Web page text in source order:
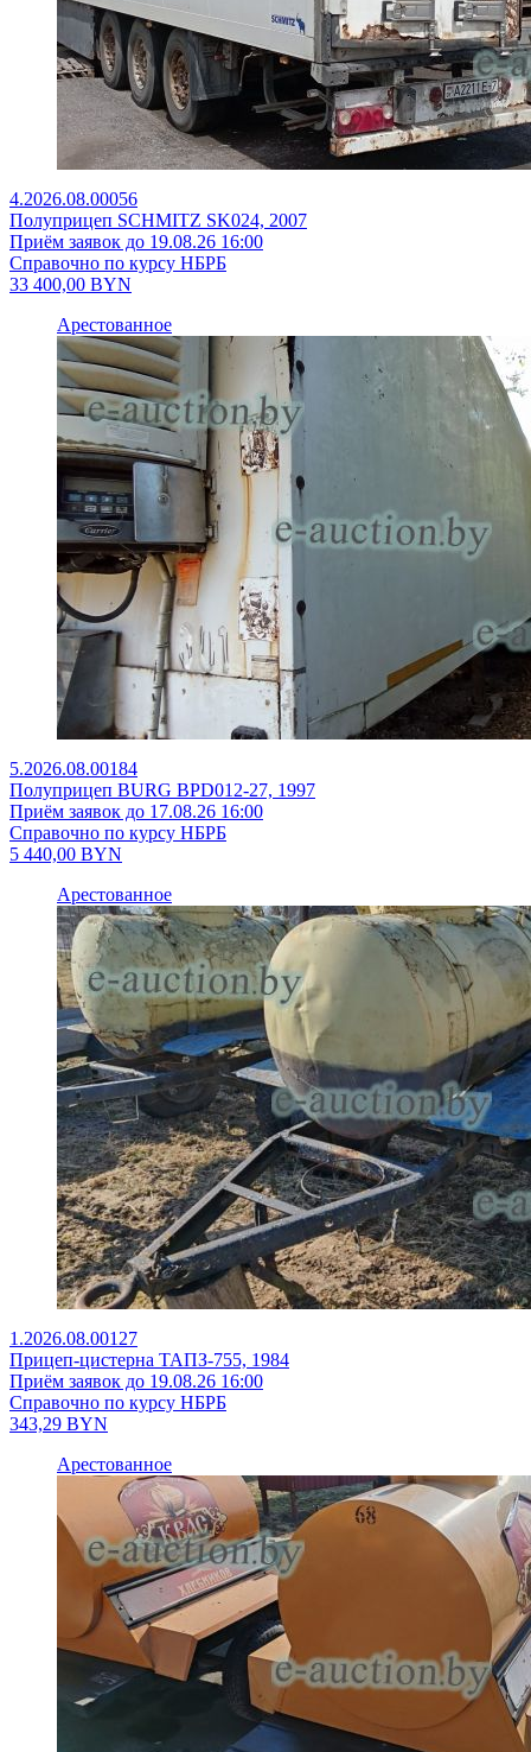
4.2026.08.00056
Полуприцеп SCHMITZ SK024, 2007
Приём заявок до 19.08.26 16:00
Справочно по курсу НБРБ
33 400,00 BYN
Арестованное
5.2026.08.00184
Полуприцеп BURG BPD012-27, 1997
Приём заявок до 17.08.26 16:00
Справочно по курсу НБРБ
5 440,00 BYN
Арестованное
1.2026.08.00127
Прицеп-цистерна ТАПЗ-755, 1984
Приём заявок до 19.08.26 16:00
Справочно по курсу НБРБ
343,29 BYN
Арестованное